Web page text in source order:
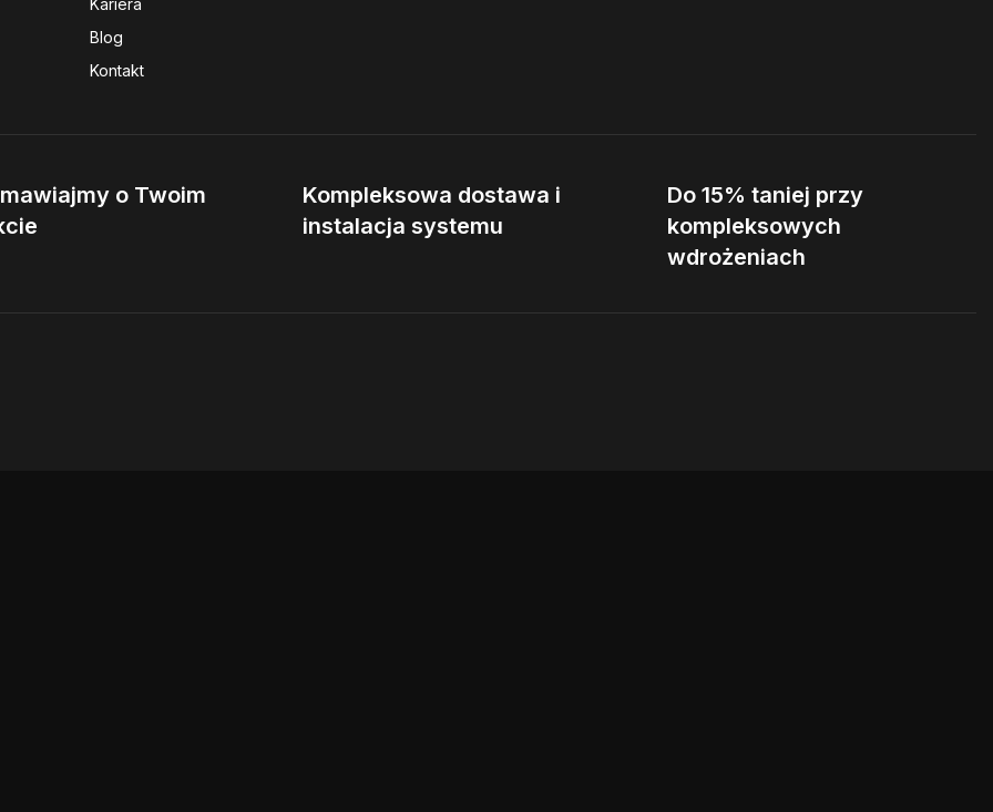
Kariera
Blog
Kontakt
o Twoim
Kompleksowa dostawa i
instalacja systemu
Do 15% taniej przy
kompleksowych
wdrożeniach